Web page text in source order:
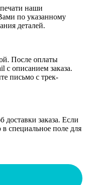
наши
по указанному
деталей.
После оплаты
с описанием заказа.
письмо с трек-
доставки заказа. Если
в специальное поле для